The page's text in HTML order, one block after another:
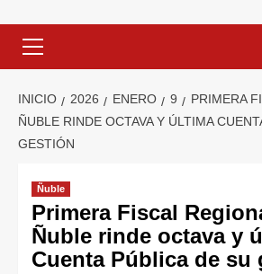
INICIO 2026 ENERO 9
PRIMERA
ÑUBLE RINDE OCTAVA Y ÚLTIMA
GESTIÓN
Ñuble
Primera Fiscal
Ñuble rinde octava y
Cuenta Pública de su